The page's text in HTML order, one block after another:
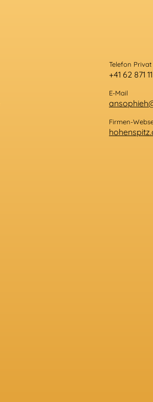
Telefon Privat
+41 62 871
E-Mail
Firmen-